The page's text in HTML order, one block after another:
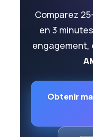
Comparez
en 3
engagement,
Obtenir